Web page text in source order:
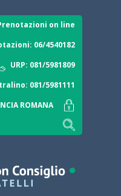
on line
06/4540182
URP: 081/5981809
081/5981111
ROMANA